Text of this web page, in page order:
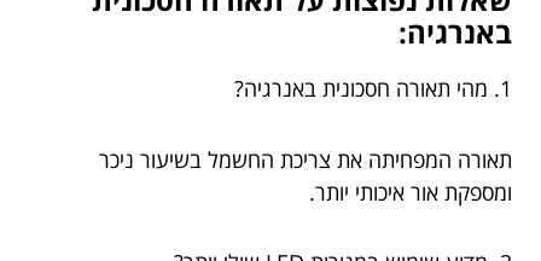
באנרגיה:
1. מהי תאורה חסכונית באנרגיה?
תאורה המפחיתה את צריכת החשמל בשיעור ניכר
ומספקת אור איכותי יותר.